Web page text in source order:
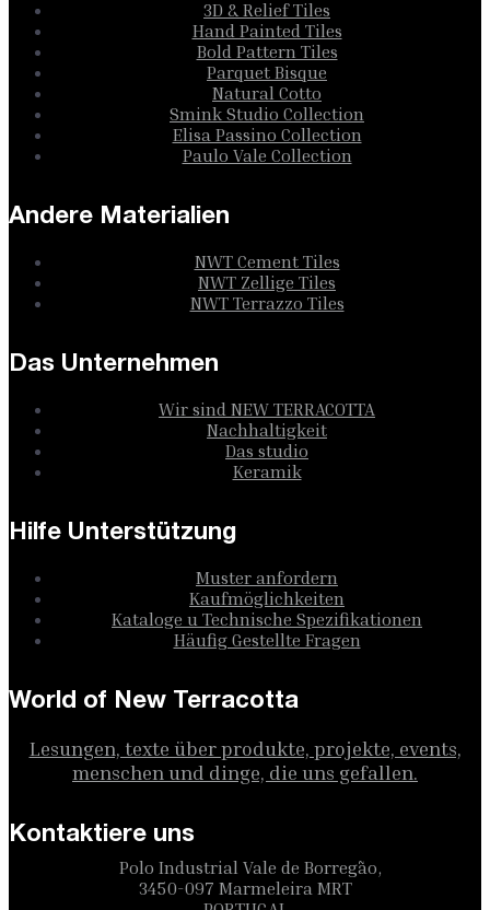
3D & Relief Tiles
Hand Painted Tiles
Bold Pattern Tiles
Parquet Bisque
Natural Cotto
Smink Studio Collection
Elisa Passino Collection
Paulo Vale Collection
Andere Materialien
NWT Cement Tiles
NWT Zellige Tiles
NWT Terrazzo Tiles
Das Unternehmen
Wir sind NEW TERRACOTTA
Nachhaltigkeit
Das studio
Keramik
Hilfe Unterstützung
Muster anfordern
Kaufmöglichkeiten
Kataloge u Technische Spezifikationen
Häufig Gestellte Fragen
World of New Terracotta
Lesungen, texte über produkte, projekte, events,
menschen und dinge, die uns gefallen.
Kontaktiere uns
Polo Industrial Vale de Borregão,
3450-097 Marmeleira MRT